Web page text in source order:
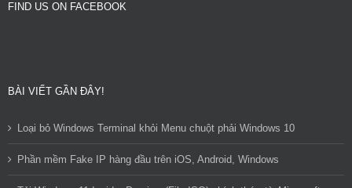
FIND US ON FACEBOOK
BÀI VIẾT GẦN ĐÂY!
Loại bỏ Windows Terminal khỏi Menu chuột phải Windows 10
Phần mềm Fake IP hàng đầu trên iOS, Android, Windows